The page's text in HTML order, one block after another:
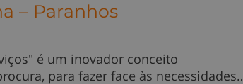
– Paranhos
é um inovador conceito
para fazer face às